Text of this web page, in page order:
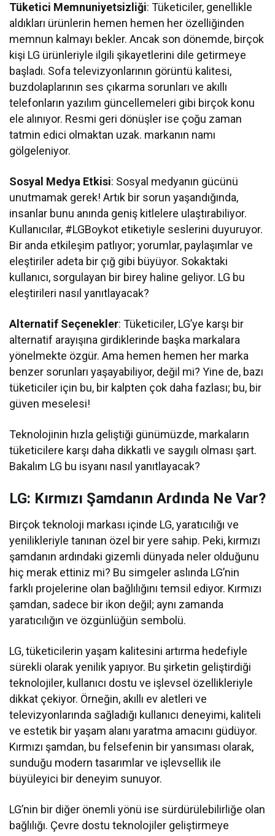
Tüketici Memnuniyetsizliği: Tüketiciler, genellikle
aldıkları ürünlerin hemen hemen her özelliğinden
memnun kalmayı bekler. Ancak son dönemde, birçok
kişi LG ürünleriyle ilgili şikayetlerini dile getirmeye
başladı. Sofa televizyonlarının görüntü kalitesi,
buzdolaplarının ses çıkarma sorunları ve akıllı
telefonların yazılım güncellemeleri gibi birçok konu
ele alınıyor. Resmi geri dönüşler ise çoğu zaman
tatmin edici olmaktan uzak. markanın namı
gölgeleniyor.
Sosyal Medya Etkisi: Sosyal medyanın gücünü
unutmamak gerek! Artık bir sorun yaşandığında,
insanlar bunu anında geniş kitlelere ulaştırabiliyor.
Kullanıcılar, #LGBoykot etiketiyle seslerini duyuruyor.
Bir anda etkileşim patlıyor; yorumlar, paylaşımlar ve
eleştiriler adeta bir çığ gibi büyüyor. Sokaktaki
kullanıcı, sorgulayan bir birey haline geliyor. LG bu
eleştirileri nasıl yanıtlayacak?
Alternatif Seçenekler: Tüketiciler, LG’ye karşı bir
alternatif arayışına girdiklerinde başka markalara
yönelmekte özgür. Ama hemen hemen her marka
benzer sorunları yaşayabiliyor, değil mi? Yine de, bazı
tüketiciler için bu, bir kalpten çok daha fazlası; bu, bir
güven meselesi!
Teknolojinin hızla geliştiği günümüzde, markaların
tüketicilere karşı daha dikkatli ve saygılı olması şart.
Bakalım LG bu isyanı nasıl yanıtlayacak?
LG: Kırmızı Şamdanın Ardında Ne Var?
Birçok teknoloji markası içinde LG, yaratıcılığı ve
yenilikleriyle tanınan özel bir yere sahip. Peki, kırmızı
şamdanın ardındaki gizemli dünyada neler olduğunu
hiç merak ettiniz mi? Bu simgeler aslında LG’nin
farklı projelerine olan bağlılığını temsil ediyor. Kırmızı
şamdan, sadece bir ikon değil; aynı zamanda
yaratıcılığın ve özgünlüğün sembolü.
LG, tüketicilerin yaşam kalitesini artırma hedefiyle
sürekli olarak yenilik yapıyor. Bu şirketin geliştirdiği
teknolojiler, kullanıcı dostu ve işlevsel özellikleriyle
dikkat çekiyor. Örneğin, akıllı ev aletleri ve
televizyonlarında sağladığı kullanıcı deneyimi, kaliteli
ve estetik bir yaşam alanı yaratma amacını güdüyor.
Kırmızı şamdan, bu felsefenin bir yansıması olarak,
sunduğu modern tasarımlar ve işlevsellik ile
büyüleyici bir deneyim sunuyor.
LG’nin bir diğer önemli yönü ise sürdürülebilirliğe olan
bağlılığı. Çevre dostu teknolojiler geliştirmeye